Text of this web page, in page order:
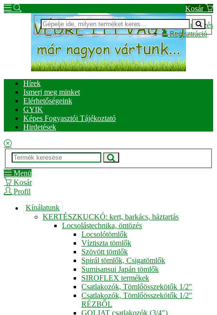
Kosár
Bejelentkezés
Regisztráció
Hírek
Ismerj meg minket
Elérhetőségeink
GYIK
Képes Fogyasztói Tájékoztató
Hirdetések
Menü
Kosár
Profil
Kínálatunk
KERTÉSZKUCKÓ: kert, barkács, háztartás
Locsolástechnika, öntözés
Locsolótömlők
Víztiszta tömlők
Szövött tömlők
Spirál tömlők, Csigatömlők
Sumisansui Japán tömlők
SIROFLEX termékek
Csatlakozók, Tömlőösszekötők 1/2"
Csatlakozók, Tömlőösszekötők 1/2"
RÉZBŐL
GOLIAT csatlakozók (3/4")